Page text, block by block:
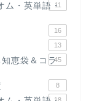
ム・英単語・
11
16
13
恵袋＆コラ45
8